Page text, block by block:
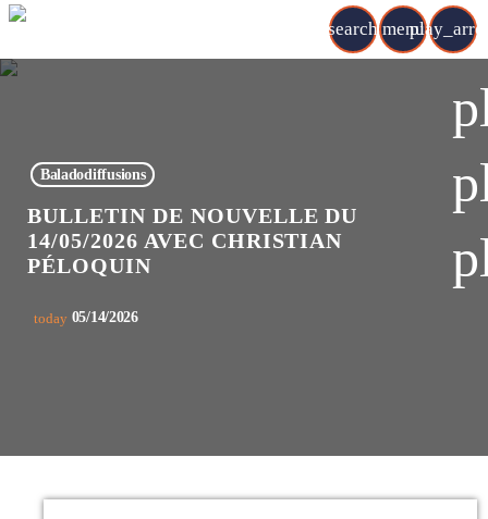
search menu
Baladodiffusions
BULLETIN DE NOUVELLE DU
14/05/2026 AVEC CHRISTIAN
PÉLOQUIN
today 05/14/2026